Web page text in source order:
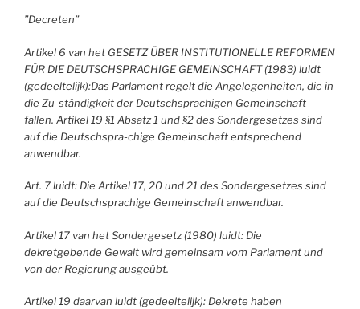
”Decreten”
Artikel 6 van het GESETZ ÜBER INSTITUTIONELLE REFORMEN
FÜR DIEDEUTSCHSPRACHIGE GEMEINSCHAFT (1983) luidt
(gedeeltelijk):Das Parlament regelt die Angelegenheiten, die in
die Zu-ständigkeit der Deutschsprachigen Gemeinschaft
fallen. Artikel 19 §1 Absatz 1 und §2 des Sondergesetzes sind
auf die Deutschspra-chige Gemeinschaft entsprechend
anwendbar.
Art. 7 luidt: Die Artikel 17, 20 und 21 des Sondergesetzes sind
auf die Deutschsprachige Gemeinschaft anwendbar.
Artikel 17 van het Sondergesetz (1980) luidt: Die
dekretgebende Gewalt wird gemeinsam vom Parlament und
von der Regierung ausgeübt.
Artikel 19 daarvan luidt (gedeeltelijk): Dekrete haben